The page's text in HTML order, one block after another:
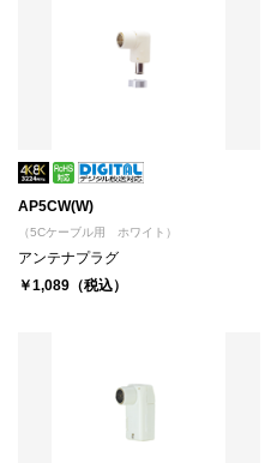
AP5CW(W)
（5Cケーブル用 ホワイト）
アンテナプラグ
￥1,089（税込）